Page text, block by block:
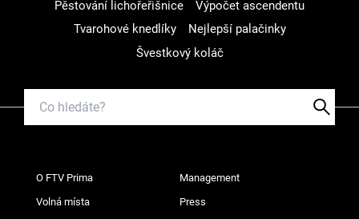
Pěstování lichořeřišnice
Výpočet ascendentu
Tvarohové knedlíky
Nejlepší palačinky
Švestkový koláč
O FTV Prima Management
Volná místa Press